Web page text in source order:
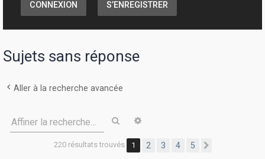
CONNEXION S’ENREGISTRER
Sujets sans réponse
Aller à la recherche avancée
Affiner la recherche… Rechercher
220 résultats trouvés 1 2 3 4 5